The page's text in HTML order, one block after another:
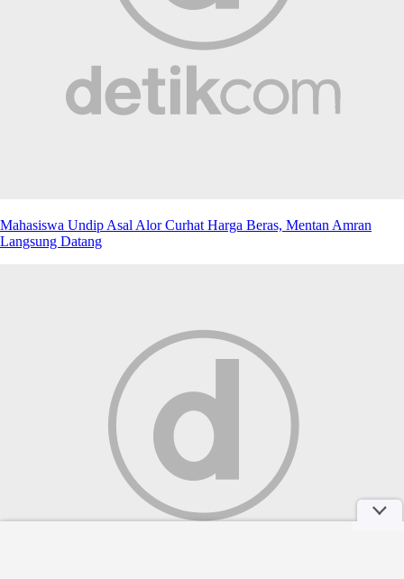
Mahasiswa Undip Asal Alor Curhat Harga Beras, Mentan Amran
Langsung Datang